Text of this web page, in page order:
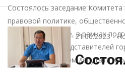
Состоялось заседание
правовой политике,
депутатской этике, в рамках
сессии Хурала представителей
председательством депутата
21.06.2023-